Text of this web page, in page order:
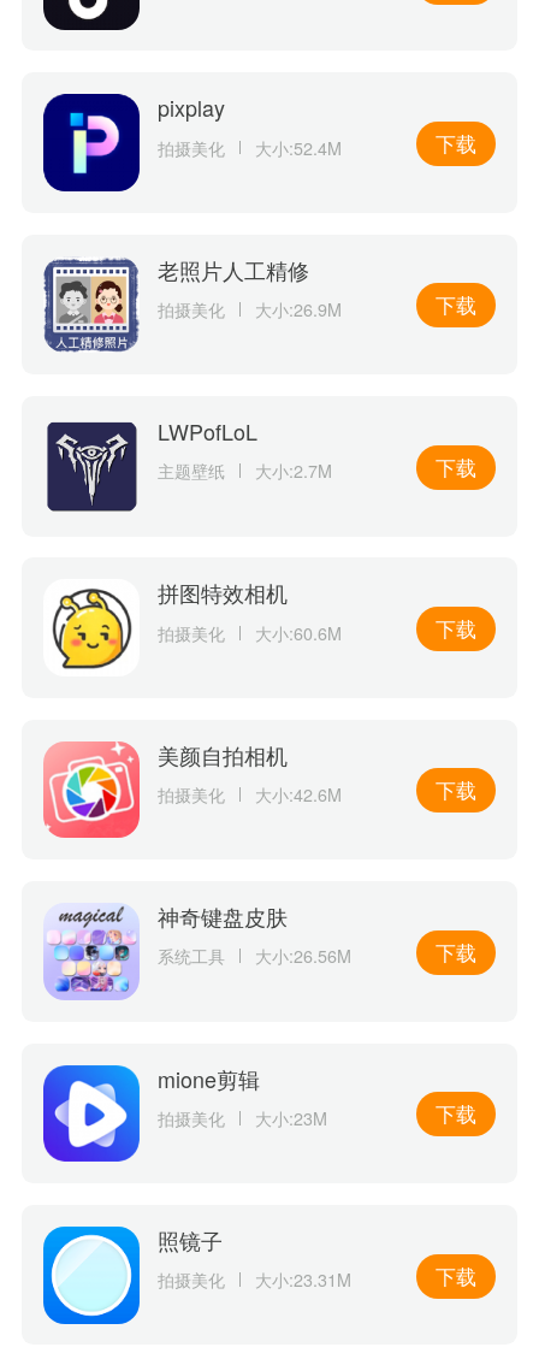
pixplay
拍摄美化 大小:52.4M 下载
老照片人工精修
拍摄美化 大小:26.9M 下载
LWPofLoL
主题壁纸 大小:2.7M 下载
拼图特效相机
拍摄美化 大小:60.6M 下载
美颜自拍相机
拍摄美化 大小:42.6M 下载
神奇键盘皮肤
系统工具 大小:26.56M 下载
mione剪辑
拍摄美化 大小:23M 下载
照镜子
拍摄美化 大小:23.31M 下载